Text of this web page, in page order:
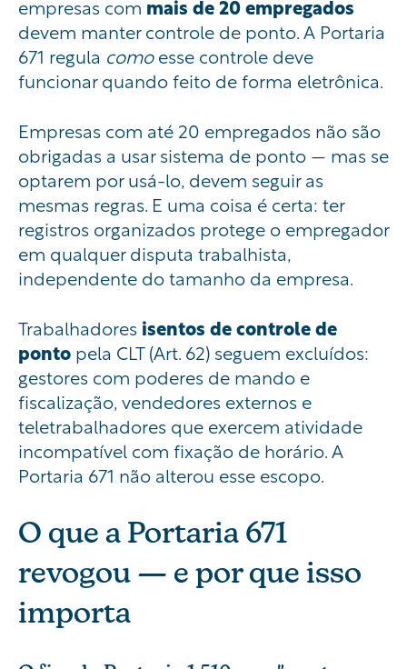
empresas com mais de 20 empregados
devem manter controle de ponto. A Portaria
671 regula comoesse controle deve
funcionar quando feito de forma eletrônica.
Empresas com até 20 empregados não são
obrigadas a usar sistema de ponto — mas se
optarem por usá-lo, devem seguir as
mesmas regras. E uma coisa é certa: ter
registros organizados protege o empregador
em qualquer disputa trabalhista,
independente do tamanho da empresa.
Trabalhadores isentos de controle de
ponto pela CLT (Art. 62) seguem excluídos:
gestores com poderes de mando e
fiscalização, vendedores externos e
teletrabalhadores que exercem atividade
incompatível com fixação de horário. A
Portaria 671 não alterou esse escopo.
O que a Portaria 671
revogou — e por que isso
importa